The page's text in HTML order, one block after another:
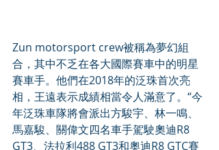
Zun motorsport crew被稱為夢幻組
合，其中不乏在各大國際賽車中的明星
賽車手。他們在2018年的泛珠首次亮
相，王遠表示成績相當令人滿意了。“今
年泛珠車隊將會派出方駿宇、林一鳴、
馬嘉駿、關偉文四名車手駕駛奧迪R8
GT3、法拉利488 GT3和奧迪R8 GTC賽